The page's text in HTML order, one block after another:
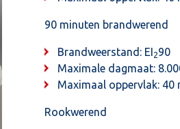
90 minuten brandwerend
Brandweerstand: EI290
Maximale dagmaat:
Maximaal oppervlak: 40
Rookwerend